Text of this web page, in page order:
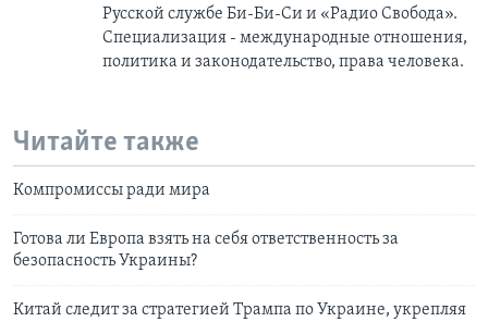
Русской службе Би-Би-Си и «Радио Свобода».
Специализация - международные отношения,
политика и законодательство, права человека.
Читайте также
Компромиссы ради мира
Готова ли Европа взять на себя ответственность за
безопасность Украины?
Китай следит за стратегией Трампа по Украине, укрепляя